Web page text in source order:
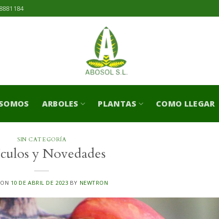
ARBOLES PLANTAS COMO LLEGAR
SIN CATEGORÍA
y Novedades
10 DE ABRIL DE 2023 BY NEWTRON